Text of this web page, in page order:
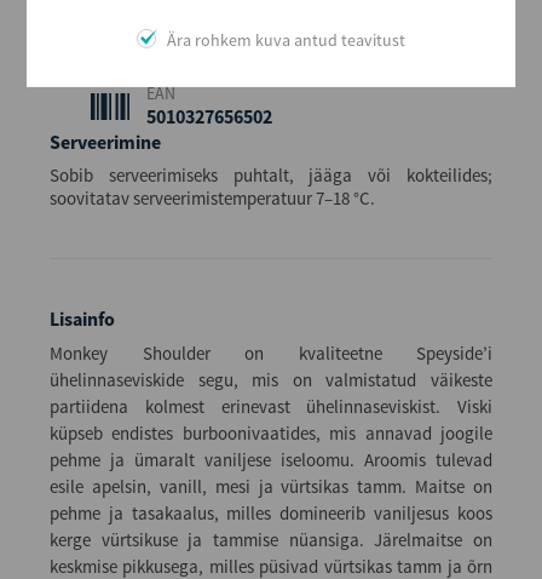
Kogus kastis
EAN
5010327656502
Serveerimine
Sobib serveerimiseks puhtalt, jääga või kokteilides;
soovitatav serveerimistemperatuur 7–18 °C.
Lisainfo
Monkey Shoulder on kvaliteetne Speyside’i
ühelinnaseviskide segu, mis on valmistatud väikeste
partiidena kolmest erinevast ühelinnaseviskist. Viski
küpseb endistes burboonivaatides, mis annavad joogile
pehme ja ümaralt vaniljese iseloomu. Aroomis tulevad
esile apelsin, vanill, mesi ja vürtsikas tamm. Maitse on
pehme ja tasakaalus, milles domineerib vaniljesus koos
kerge vürtsikuse ja tammise nüansiga. Järelmaitse on
keskmise pikkusega, milles püsivad vürtsikas tamm ja õrn
Ära rohkem kuva antud teavitust